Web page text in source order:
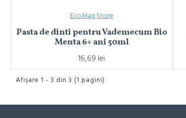
EcoMag Store
Pasta de dinti pentru Vademecum Bio
Menta 6+ ani 50ml
16,69 lei
Afişare 1 - 3 din 3 (1 pagini)